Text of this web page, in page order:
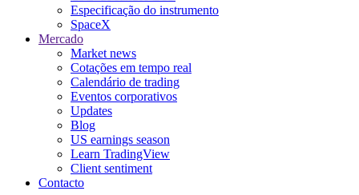
Especificação do instrumento
SpaceX
Mercado
Market news
Cotações em tempo real
Calendário de trading
Eventos corporativos
Updates
Blog
US earnings season
Learn TradingView
Client sentiment
Contacto